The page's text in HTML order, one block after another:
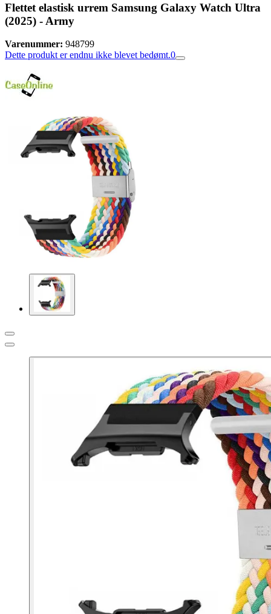
Flettet elastisk urrem Samsung Galaxy Watch Ultra
(2025) - Army
Varenummer: 948799
Dette produkt er endnu ikke blevet bedømt.0